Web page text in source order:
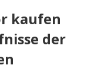
kaufen
der